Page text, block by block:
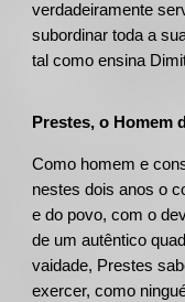
verdadeiramente
subordinar toda a
tal como ensina
Prestes, o Homem
Como homem e
nestes dois anos o
e do povo, com o
de um autêntico
vaidade, Prestes
exercer, como